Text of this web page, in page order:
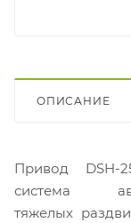
ОПИСАНИЕ
Привод DSH-
система
тяжелых